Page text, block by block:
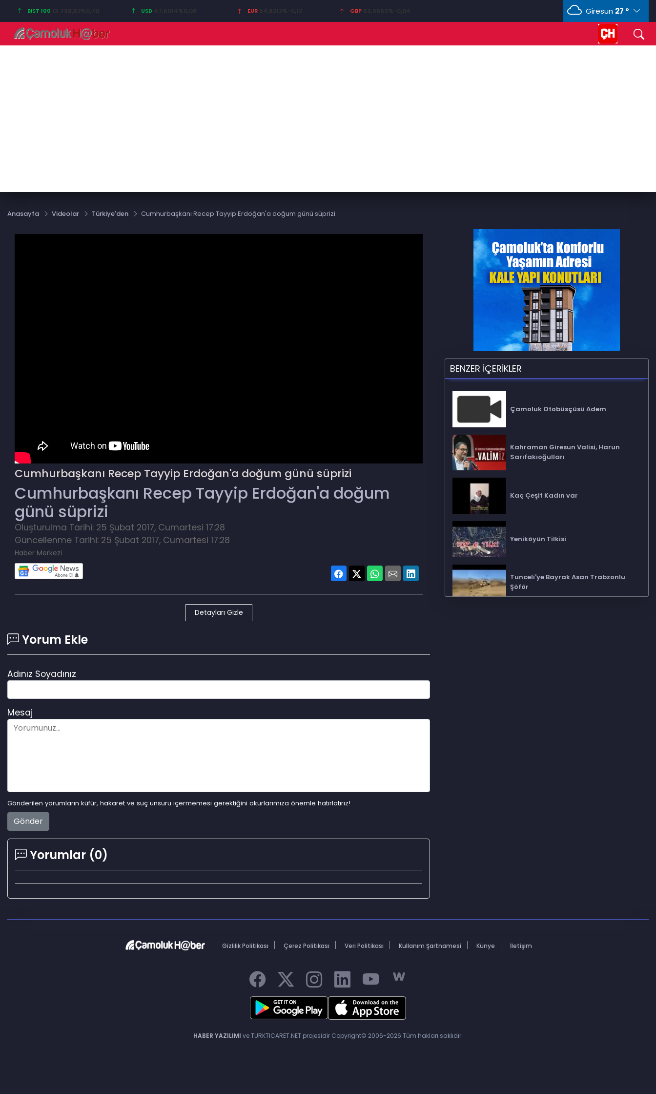
BIST 100 USD EUR GBP CAD 33,9656%0,12
Giresun 27 °
Anasayfa Videolar Türkiye'den Cumhurbaşkanı Recep Tayyip Erdoğan'a doğum günü süprizi
Cumhurbaşkanı Recep Tayyip Erdoğan'a doğum günü süprizi
Cumhurbaşkanı Recep Tayyip Erdoğan'a doğum
günü süprizi
Oluşturulma Tarihi: 25 Şubat 2017, Cumartesi 17:28
Güncellenme Tarihi: 25 Şubat 2017, Cumartesi 17:28
Haber Merkezi
Detayları Gizle
Yorum Ekle
Adınız Soyadınız
Mesaj
Gönderilen yorumların küfür, hakaret ve suç unsuru içermemesi gerektiğini okurlarımıza önemle hatırlatırız!
Gönder
Yorumlar (0)
BENZER İÇERİKLER
Çamoluk Otobüsçüsü Adem
Kahraman Giresun Valisi, Harun
Sarıfakıoğulları
Kaç Çeşit Kadın var
Yeniköyün Tilkisi
Tunceli'ye Bayrak Asan Trabzonlu
Şöför
Gizlilik Politikası Çerez Politikası Veri Politikası Kullanım Şartnamesi Künye İletişim
HABER YAZILIMI ve TURKTICARET.NET projesidir Copyright© 2006-2026 Tüm hakları saklıdır.